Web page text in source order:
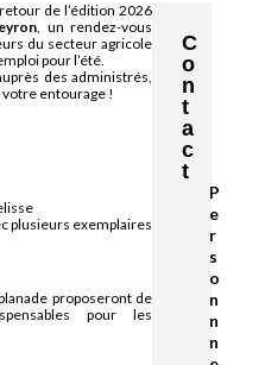
C
o
n
t
a
c
t
P
e
r
s
o
n
n
n
de l’édition 2026
, un rendez-vous
du secteur agricole
pour l’été.
des administrés,
entourage !
plusieurs exemplaires
proposeront de
pour les